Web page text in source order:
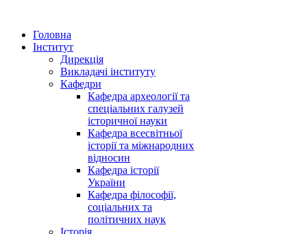
Головна
Інститут
Дирекція
Викладачі інституту
Кафедри
Кафедра археології та
спеціальних галузей
історичної науки
Кафедра всесвітньої
історії та міжнародних
відносин
Кафедра історії
України
Кафедра філософії,
соціальних та
політичних наук
Історія